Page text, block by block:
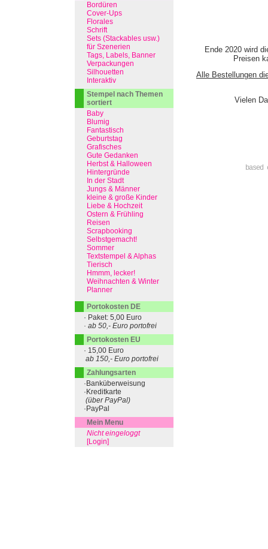
Ende 2020 wird
Preisen
Alle Bestellungen
Vielen
Bordüren
Cover-Ups
Florales
Schrift
Sets (Stackables usw.)
für Szenerien
Tags, Labels, Banner
Verpackungen
Silhouetten
Interaktiv
Stempel nach Themen
sortiert
Baby
Blumig
Fantastisch
Geburtstag
Grafisches
Gute Gedanken
Herbst & Halloween
Hintergründe
In der Stadt
Jungs & Männer
kleine & große Kinder
Liebe & Hochzeit
Ostern & Frühling
Reisen
Scrapbooking
Selbstgemacht!
Sommer
Textstempel & Alphas
Tierisch
Hmmm, lecker!
Weihnachten & Winter
Planner
Portokosten DE
· Paket: 5,00 Euro
· ab 50,- Euro portofrei
Portokosten EU
· 15,00 Euro
ab 150,- Euro portofrei
Zahlungsarten
·Banküberweisung
·Kreditkarte
(über PayPal)
·PayPal
Mein Menu
Nicht eingeloggt
[Login]